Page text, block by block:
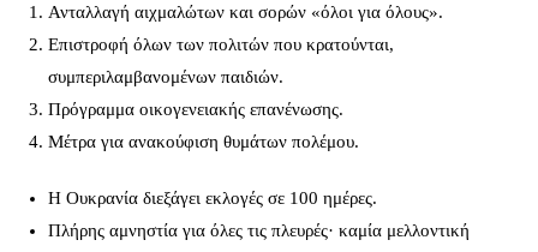
Ανταλλαγή αιχμαλώτων και σορών «όλοι για όλους».
Επιστροφή όλων των πολιτών που κρατούνται,
συμπεριλαμβανομένων παιδιών.
Πρόγραμμα οικογενειακής επανένωσης.
Μέτρα για ανακούφιση θυμάτων πολέμου.
Η Ουκρανία διεξάγει εκλογές σε 100 ημέρες.
Πλήρης αμνηστία για όλες τις πλευρές· καμία μελλοντική